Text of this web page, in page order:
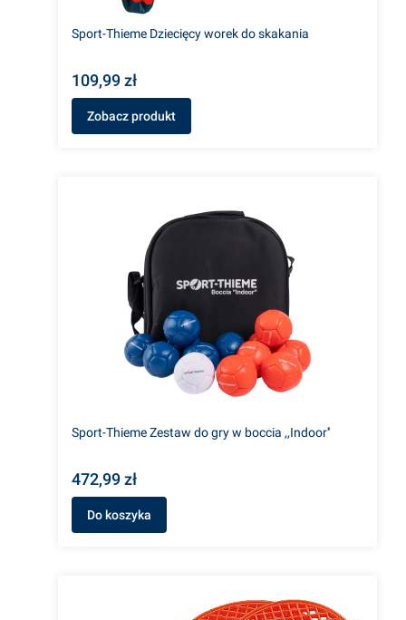
Sport-Thieme Dziecięcy worek do skakania
109,99 zł
Zobacz produkt
Sport-Thieme Zestaw do gry w boccia ,,Indoor''
472,99 zł
Do koszyka